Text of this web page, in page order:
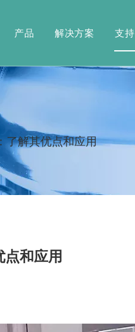
产品 解决方案 支持
了解其优点和应用
点和应用